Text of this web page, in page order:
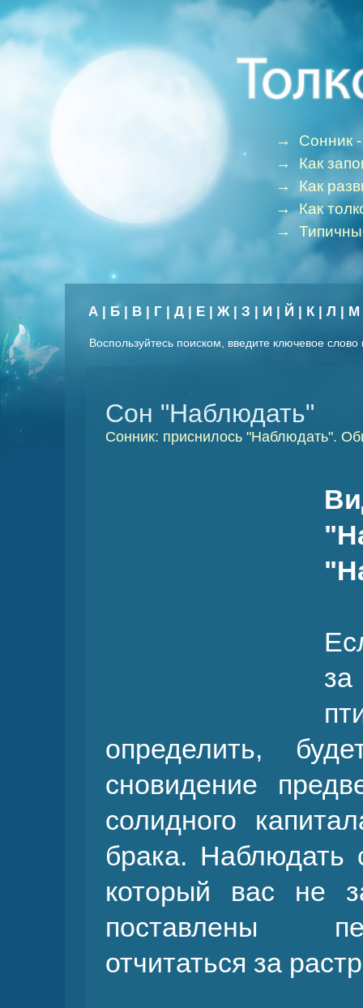
→ Сонник
→ Как
→ Как
→Как
→
А | Б| В | Г | Д | Е | Ж| З | И | Й | К| Л | М
Воспользуйтесь поиском, введите ключевое
Сон "Наблюдать"
Сонник: приснилось "Наблюдать".
определить,
сновидение
солидного
брака. Наблюдать
который вас не
поставлены
отчитаться за